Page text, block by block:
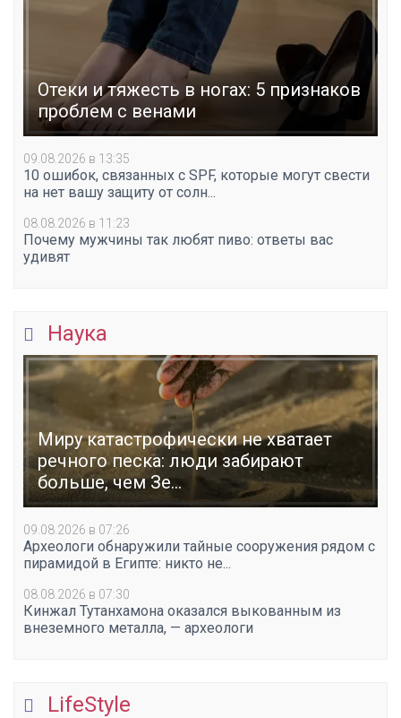
Отеки и тяжесть в ногах: 5 признаков
проблем с венами
09.08.2026 в 13:35
10 ошибок, связанных с SPF, которые могут свести
на нет вашу защиту от солн...
08.08.2026 в 11:23
Почему мужчины так любят пиво: ответы вас
удивят
Наука
Миру катастрофически не хватает
речного песка: люди забирают
больше, чем Зе...
09.08.2026 в 07:26
Археологи обнаружили тайные сооружения рядом с
пирамидой в Египте: никто не...
08.08.2026 в 07:30
Кинжал Тутанхамона оказался выкованным из
внеземного металла, — археологи
LifeStyle